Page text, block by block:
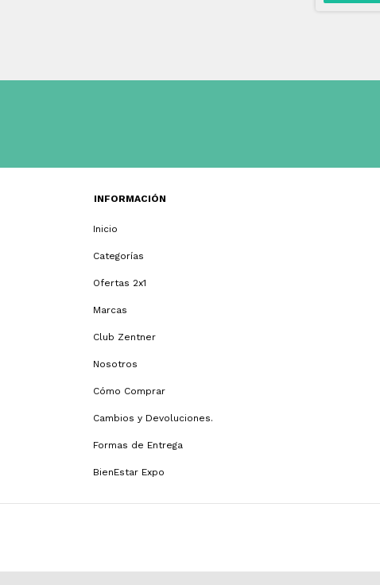
INFORMACIÓN
Inicio
Categorías
Ofertas 2x1
Marcas
Club Zentner
Nosotros
Cómo Comprar
Cambios y Devoluciones.
Formas de Entrega
BienEstar Expo